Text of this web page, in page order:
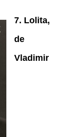
7. Lolita,
de
Vladimir